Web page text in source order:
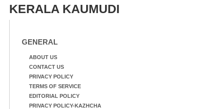
KERALA KAUMUDI
GENERAL
ABOUT US
CONTACT US
PRIVACY POLICY
TERMS OF SERVICE
EDITORIAL POLICY
PRIVACY POLICY-KAZHCHA